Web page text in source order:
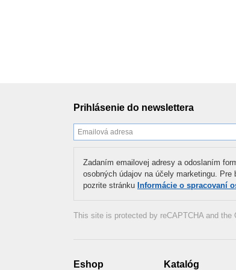
Prihlásenie do newslettera
Zadaním emailovej adresy a odoslaním
osobných údajov na účely marketingu.
pozrite stránku Informácie o spracovaní
This site is protected by reCAPTCHA and the
Eshop Katalóg